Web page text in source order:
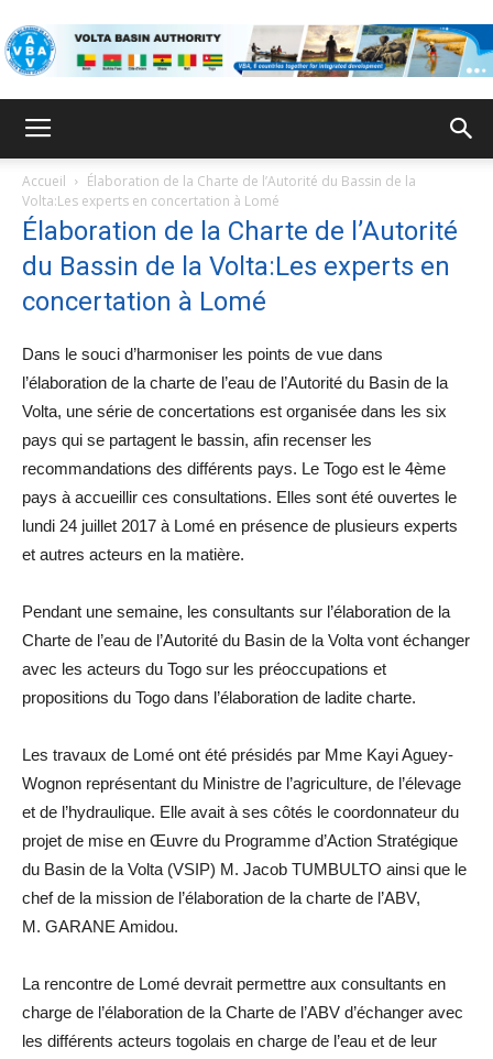
Accueil
Élaboration de la Charte de l’Autorité du Bassin de la
Volta:Les experts en concertation à Lomé
Élaboration de la Charte de l’Autorité
du Bassin de la Volta:Les experts en
concertation à Lomé
Dans le souci d’harmoniser les points de vue dans
l’élaboration de la charte de l’eau de l’Autorité du Basin de la
Volta, une série de concertations est organisée dans les six
pays qui se partagent le bassin, afin recenser les
recommandations des différents pays. Le Togo est le 4ème
pays à accueillir ces consultations. Elles sont été ouvertes le
lundi 24 juillet 2017 à Lomé en présence de plusieurs experts
et autres acteurs en la matière.
Pendant une semaine, les consultants sur l’élaboration de la
Charte de l’eau de l’Autorité du Basin de la Volta vont échanger
avec les acteurs du Togo sur les préoccupations et
propositions du Togo dans l’élaboration de ladite charte.
Les travaux de Lomé ont été présidés par Mme Kayi Aguey-
Wognon représentant du Ministre de l’agriculture, de l’élevage
et de l’hydraulique. Elle avait à ses côtés le coordonnateur du
projet de mise en Œuvre du Programme d’Action Stratégique
du Basin de la Volta (VSIP) M. Jacob TUMBULTO ainsi que le
chef de la mission de l’élaboration de la charte de l’ABV,
M. GARANE Amidou.
La rencontre de Lomé devrait permettre aux consultants en
charge de l’élaboration de la Charte de l’ABV d’échanger avec
les différents acteurs togolais en charge de l’eau et de leur